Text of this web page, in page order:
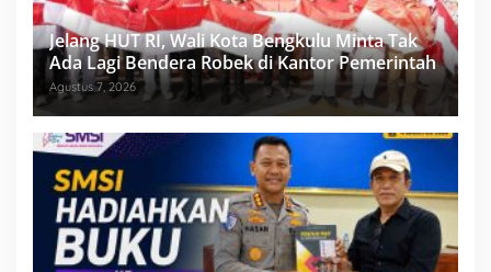
Jelang HUT RI, Wali Kota Bengkulu Minta Tak
Ada Lagi Bendera Robek di Kantor Pemerintah
Agustus 7, 2026